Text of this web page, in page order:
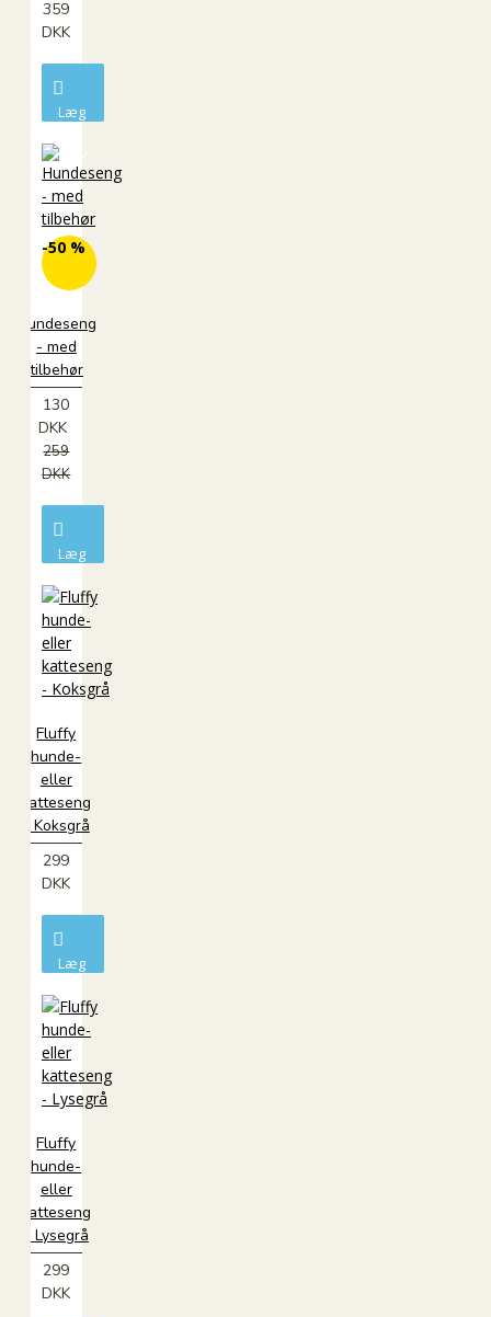
359
DKK
Læg
kurv
-50 %
Hundeseng
- med
tilbehør
130
DKK
259
DKK
Læg
kurv
Fluffy
hunde-
eller
katteseng
- Koksgrå
299
DKK
Læg
kurv
Fluffy
hunde-
eller
katteseng
- Lysegrå
299
DKK